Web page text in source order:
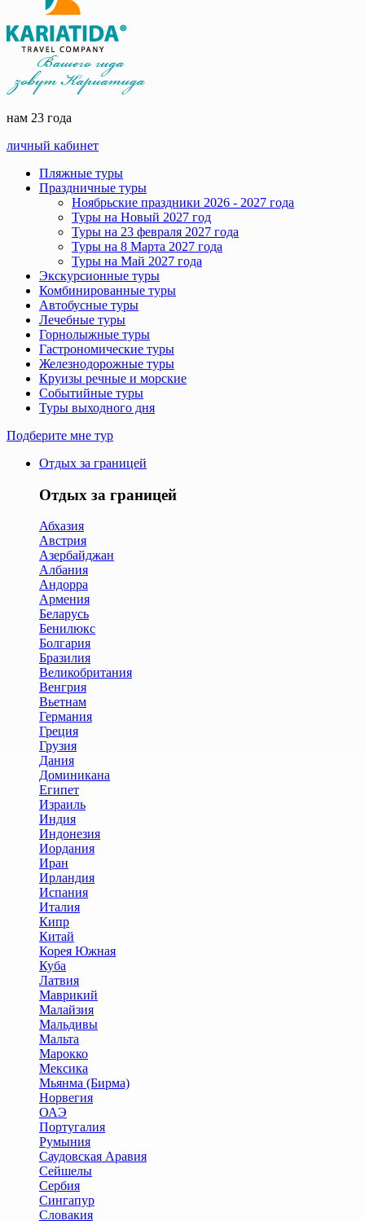
нам 23 года
личный кабинет
Пляжные туры
Праздничные туры
Ноябрьские праздники 2026 - 2027 года
Туры на Новый 2027 год
Туры на 23 февраля 2027 года
Туры на 8 Марта 2027 года
Туры на Май 2027 года
Экскурсионные туры
Комбинированные туры
Автобусные туры
Лечебные туры
Горнолыжные туры
Гастрономические туры
Железнодорожные туры
Круизы речные и морские
Событийные туры
Туры выходного дня
Подберите мне тур
Отдых за границей
Отдых за границей
Абхазия
Австрия
Азербайджан
Албания
Андорра
Армения
Беларусь
Бенилюкс
Болгария
Бразилия
Великобритания
Венгрия
Вьетнам
Германия
Греция
Грузия
Дания
Доминикана
Египет
Израиль
Индия
Индонезия
Иордания
Иран
Ирландия
Испания
Италия
Кипр
Китай
Корея Южная
Куба
Латвия
Маврикий
Малайзия
Мальдивы
Мальта
Марокко
Мексика
Мьянма (Бирма)
Норвегия
ОАЭ
Португалия
Румыния
Саудовская Аравия
Сейшелы
Сербия
Сингапур
Словакия